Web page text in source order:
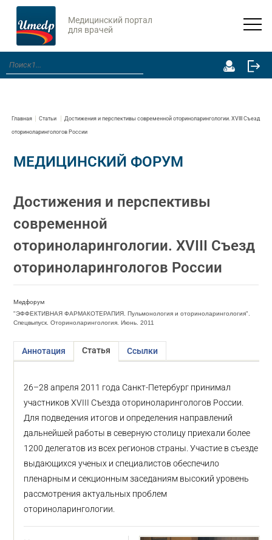
Медицинский портал
для врачей
Главная Статьи Достижения и перспективы современной оториноларингологии. XVIII Съезд
оториноларингологов России
МЕДИЦИНСКИЙ ФОРУМ
Достижения и перспективы
современной
оториноларингологии. XVIII Съезд
оториноларингологов России
Медфорум
"ЭФФЕКТИВНАЯ ФАРМАКОТЕРАПИЯ. Пульмонология и оториноларингология".
Спецвыпуск. Оториноларингология. Июнь. 2011
Аннотация Статья Ссылки
26–28 апреля 2011 года Санкт-Петербург принимал
участников XVIII Съезда оториноларингологов России.
Для подведения итогов и определения направлений
дальнейшей работы в северную столицу приехали более
1200 делегатов из всех регионов страны. Участие в съезде
выдающихся ученых и специалистов обеспечило
пленарным и секционным заседаниям высокий уровень
рассмотрения актуальных проблем
оториноларингологии.